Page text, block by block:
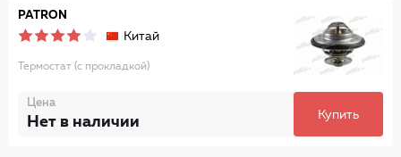
PATRON
Китай
Термостат (с прокладкой)
Цена
Нет в наличии Купить